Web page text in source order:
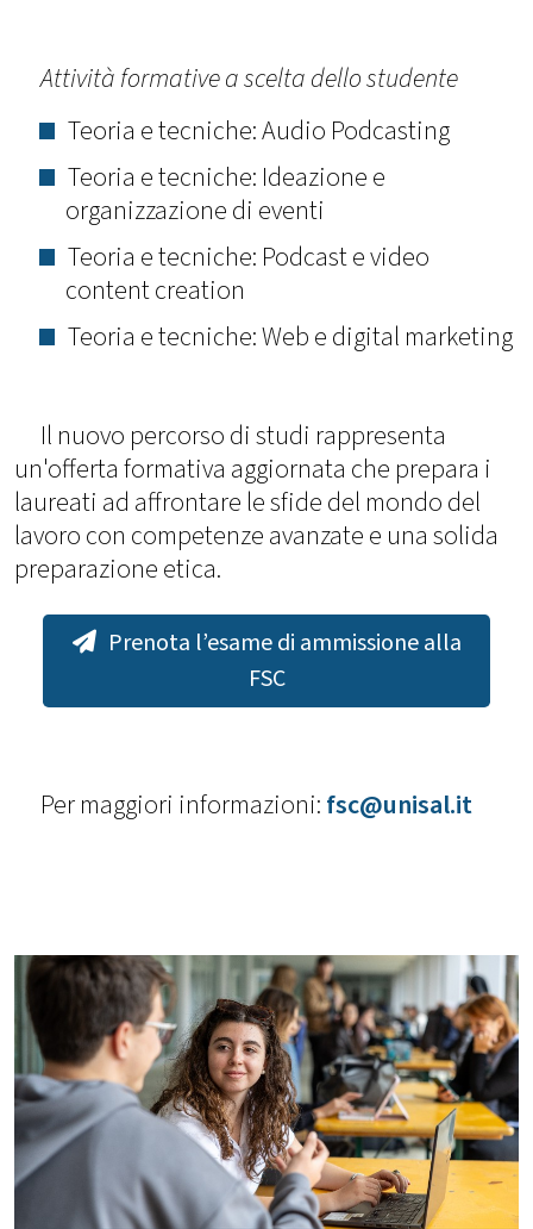
Attività formative a scelta dello studente
Teoria e tecniche: Audio Podcasting
Teoria e tecniche: Ideazione e
organizzazione di eventi
Teoria e tecniche: Podcast e video
content creation
Teoria e tecniche: Web e digital marketing
Il nuovo percorso di studi rappresenta
un'offerta formativa aggiornata che prepara i
laureati ad affrontare le sfide del mondo del
lavoro con competenze avanzate e una solida
preparazione etica.
Prenota l’esame di ammissione alla
FSC
Per maggiori informazioni:fsc@unisal.it